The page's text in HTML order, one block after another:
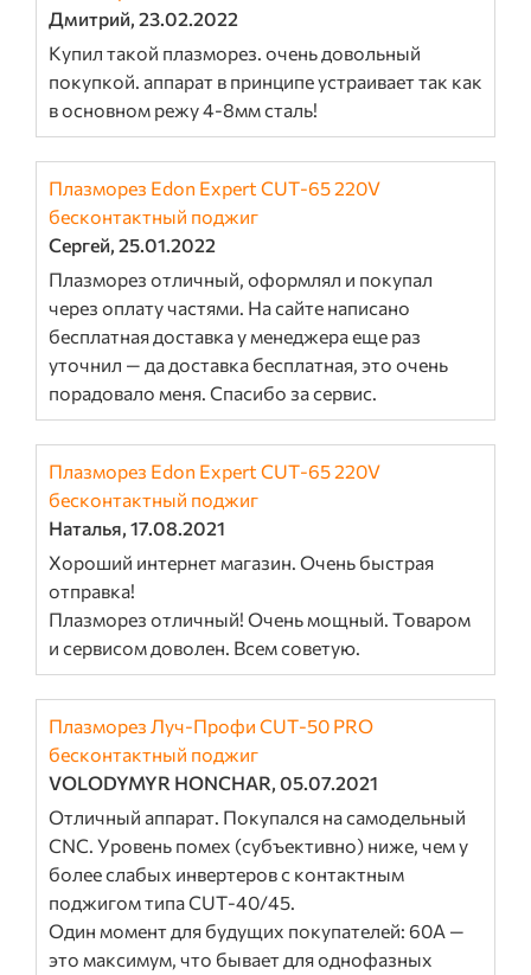
Дмитрий, 23.02.2022
Купил такой плазморез. очень довольный
покупкой. аппарат в принципе устраивает так как
в основном режу 4-8мм сталь!
Плазморез Edon Expert CUT-65 220V
бесконтактный поджиг
Сергей, 25.01.2022
Плазморез отличный, оформлял и покупал
через оплату частями. На сайте написано
бесплатная доставка у менеджера еще раз
уточнил — да доставка бесплатная, это очень
порадовало меня. Спасибо за сервис.
Плазморез Edon Expert CUT-65 220V
бесконтактный поджиг
Наталья, 17.08.2021
Хороший интернет магазин. Очень быстрая
отправка!
Плазморез отличный! Очень мощный. Товаром
и сервисом доволен. Всем советую.
Плазморез Луч-Профи CUT-50 PRO
бесконтактный поджиг
VOLODYMYR HONCHAR, 05.07.2021
Отличный аппарат. Покупался на самодельный
CNC. Уровень помех (субъективно) ниже, чем у
более слабых инвертеров с контактным
поджигом типа CUT-40/45.
Один момент для будущих покупателей: 60А —
это максимум, что бывает для однофазных